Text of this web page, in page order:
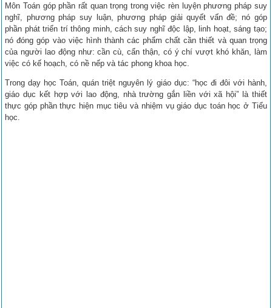
Môn Toán góp phần rất quan trọng trong việc rèn luyện phương pháp suy
nghĩ, phương pháp suy luận, phương pháp giải quyết vấn đề; nó góp
phần phát triển trí thông minh, cách suy nghĩ độc lập, linh hoạt, sáng tạo;
nó đóng góp vào việc hình thành các phẩm chất cần thiết và quan trọng
của người lao động như: cần cù, cẩn thận, có ý chí vượt khó khăn, làm
việc có kế hoạch, có nề nếp và tác phong khoa học.
Trong dạy học Toán, quán triệt nguyên lý giáo dục: “học đi đôi với hành,
giáo dục kết hợp với lao động, nhà trường gắn liền với xã hội” là thiết
thực góp phần thực hiện mục tiêu và nhiệm vụ giáo dục toán học ở Tiểu
học.